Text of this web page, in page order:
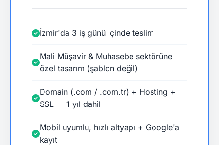
İzmir'da 3 iş günü içinde teslim
Mali Müşavir & Muhasebe sektörüne
özel tasarım (şablon değil)
Domain (.com / .com.tr) + Hosting +
SSL — 1 yıl dahil
Mobil uyumlu, hızlı altyapı + Google'a
kayıt